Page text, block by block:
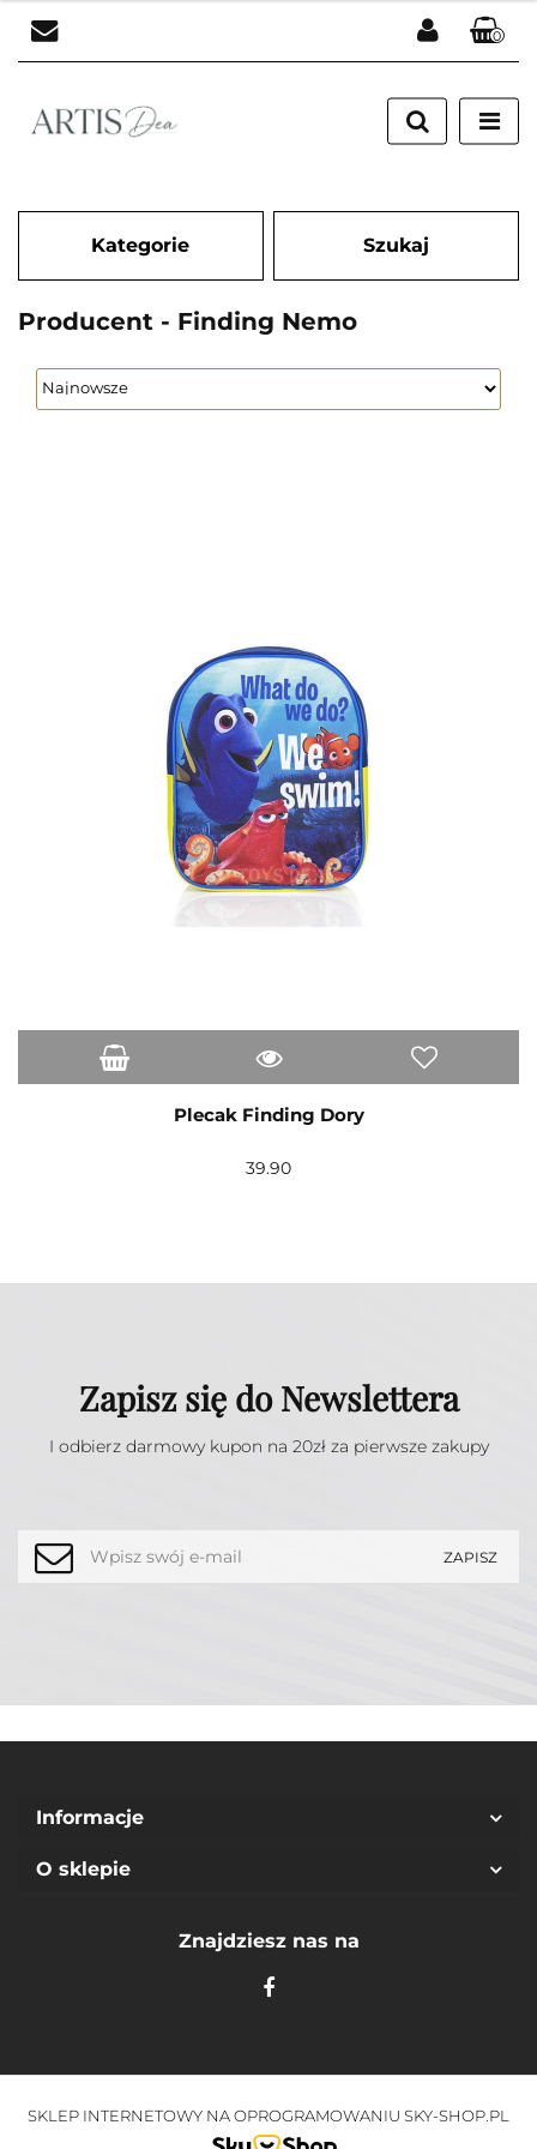
Zaloguj się
Zarejestruj się
0
Kategorie Szukaj
Producent - Finding Nemo
Plecak Finding Dory
39.90
Zapisz się do Newslettera
I odbierz darmowy kupon na 20zł za pierwsze zakupy
Informacje
O sklepie
Znajdziesz nas na
SKLEP INTERNETOWY NA OPROGRAMOWANIU SKY-SHOP.PL